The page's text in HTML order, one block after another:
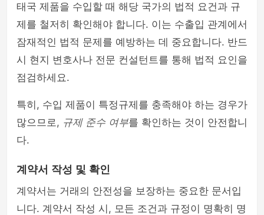
태국 제품을 수입할 때 해당 국가의 법적 요건과 규
제를 철저히 확인해야 합니다. 이는 수출입 관계에서
잠재적인 법적 문제를 예방하는 데 중요합니다. 반드
시 현지 변호사나 전문 컨설턴트를 통해 법적 요인을
점검하세요.
특히, 수입 제품이 특정규제를 충족해야 하는 경우가
많으므로, 규제 준수 여부를 확인하는 것이 안전합니
다.
계약서 작성 및 확인
계약서는 거래의 안전성을 보장하는 중요한 문서입
니다. 계약서 작성 시, 모든 조건과 규정이 명확히 명